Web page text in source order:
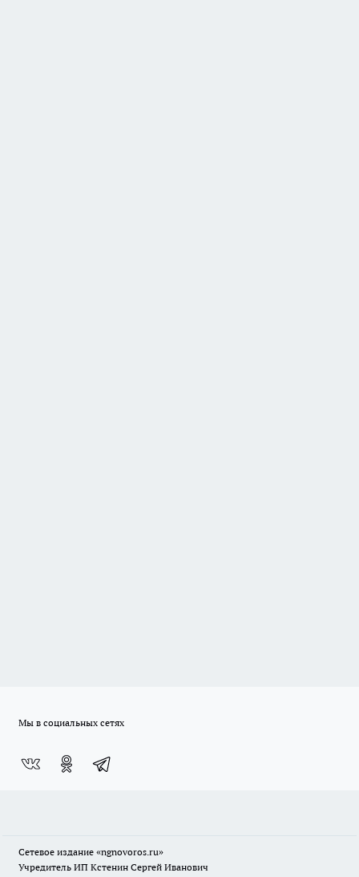
Мы в социальных сетях
Сетевое издание «ngnovoros.ru»
Учредитель ИП Кстенин Сергей Иванович